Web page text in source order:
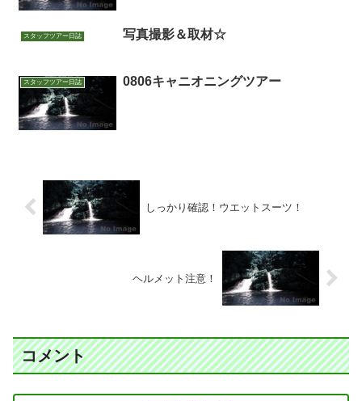
スタッフツアー日誌 写真撮影＆取材☆
スタッフツアー日誌 0806キャニオニングツアー
しっかり確認！ウエットスーツ！
ヘルメット注意！
コメント